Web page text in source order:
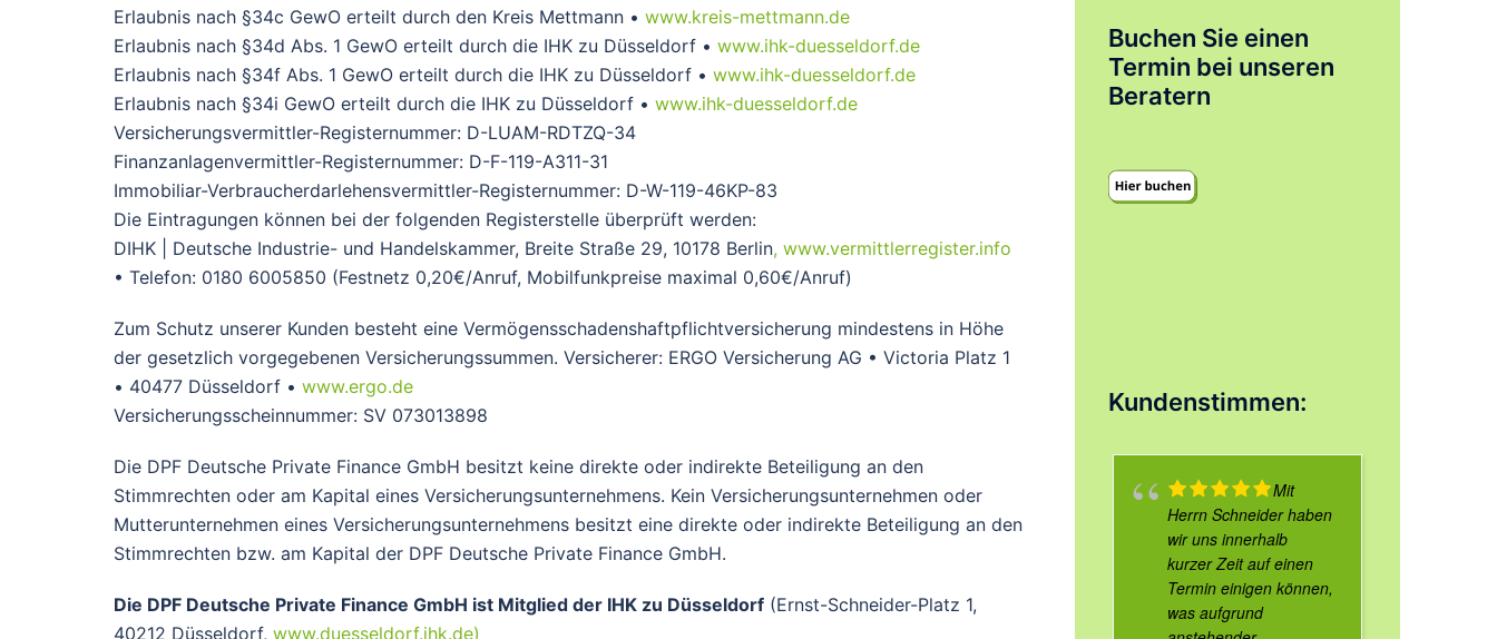
Erlaubnis nach §34c GewO erteilt durch den Kreis Mettmann • www.kreis-mettmann.de
Erlaubnis nach §34d Abs. 1 GewO erteilt durch die IHK zu Düsseldorf • www.ihk-duesseldorf.de
Erlaubnis nach §34f Abs. 1 GewO erteilt durch die IHK zu Düsseldorf • www.ihk-duesseldorf.de
Erlaubnis nach §34i GewO erteilt durch die IHK zu Düsseldorf • www.ihk-duesseldorf.de
Versicherungsvermittler-Registernummer: D-LUAM-RDTZQ-34
Finanzanlagenvermittler-Registernummer: D-F-119-A311-31
Immobiliar-Verbraucherdarlehensvermittler-Registernummer: D-W-119-46KP-83
Die Eintragungen können bei der folgenden Registerstelle überprüft werden:
DIHK | Deutsche Industrie- und Handelskammer, Breite Straße 29, 10178 Berlin, www.vermittlerregister.info
• Telefon: 0180 6005850 (Festnetz 0,20€/Anruf, Mobilfunkpreise maximal 0,60€/Anruf)
Zum Schutz unserer Kunden besteht eine Vermögensschadenshaftpflichtversicherung mindestens in Höhe
der gesetzlich vorgegebenen Versicherungssummen. Versicherer: ERGO Versicherung AG • Victoria Platz 1
• 40477 Düsseldorf • www.ergo.de
Versicherungsscheinnummer: SV 073013898
Die DPF Deutsche Private Finance GmbH besitzt keine direkte oder indirekte Beteiligung an den
Stimmrechten oder am Kapital eines Versicherungsunternehmens. Kein Versicherungsunternehmen oder
Mutterunternehmen eines Versicherungsunternehmens besitzt eine direkte oder indirekte Beteiligung an den
Stimmrechten bzw. am Kapital der DPF Deutsche Private Finance GmbH.
Die DPF Deutsche Private Finance GmbH ist Mitglied der IHK zu Düsseldorf (Ernst-Schneider-Platz 1,
40212 Düsseldorf, www.duesseldorf.ihk.de)
Buchen Sie einen
Termin bei unseren
Beratern
Kundenstimmen:
Mit
Herrn Schneider haben
wir uns innerhalb
kurzer Zeit auf einen
Termin einigen können,
was aufgrund